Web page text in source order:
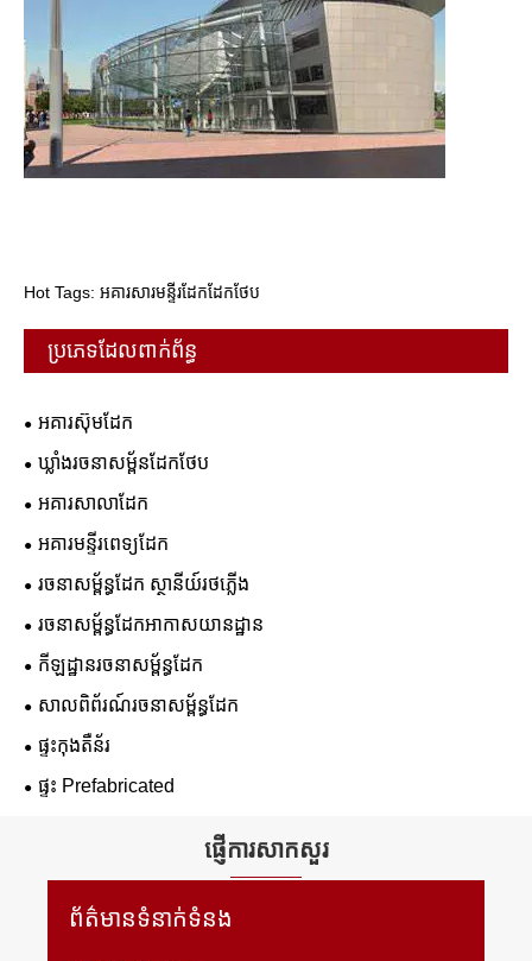
Hot Tags: អគារសារមន្ទីរដែកដែកថែប
ប្រភេទដែលពាក់ព័ន្ធ
អគារស៊ុមដែក
ឃ្លាំងរចនាសម្ព័នដែកថែប
អគារសាលាដែក
អគារមន្ទីរពេទ្យដែក
រចនាសម្ព័ន្ធដែក ស្ថានីយ៍រថភ្លើង
រចនាសម្ព័ន្ធដែកអាកាសយានដ្ឋាន
កីឡដ្ឋានរចនាសម្ព័ន្ធដែក
សាលពិព័រណ៍រចនាសម្ព័ន្ធដែក
ផ្ទះកុងតឺន័រ
ផ្ទះ Prefabricated
ផ្ញើការសាកសួរ
ព័ត៌មានទំនាក់ទំនង